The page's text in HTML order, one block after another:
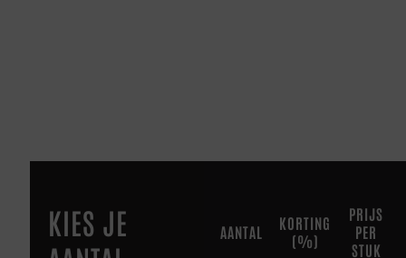
KIES JE
AANTAL
KORTING
(%)
PRIJS
PER
STUK